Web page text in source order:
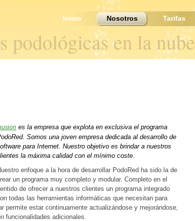
Inicio Nosotros Tarifas
podológicas en la nube
es la empresa que explota en exclusiva el programa
Somos una joven empresa dedicada al desarrollo de
para Internet. Nuestro objetivo es brindar a nuestros
la máxima calidad con el mínimo coste.
enfoque a la hora de desarrollar PodoRed ha sido la de
un programa muy completo y modular. Completo en el
de ofrecer a nuestros clientes un programa integrado
todas las herramientas informáticas que necesitan para
permite estar continuamente actualizándose y mejorándose,
funcionalidades adicionales.